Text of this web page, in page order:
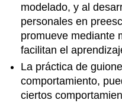
modelado, y al
personales en
promueve mediante
facilitan el
La práctica de
comportamiento,
ciertos